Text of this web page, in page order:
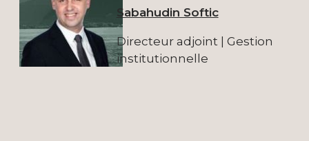
Sabahudin Softic
Directeur adjoint | Gestion
institutionnelle